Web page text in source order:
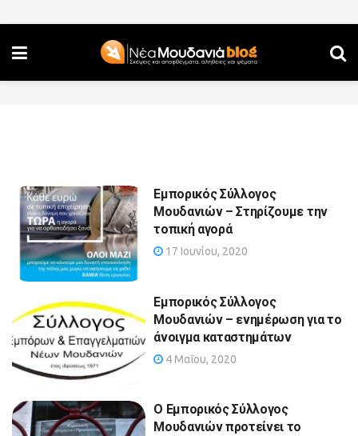
Εμπορικός Σύλλογος
Μουδανιών – Στηρίζουμε την
τοπική αγορά
17 Ιουνίου, 2020
Εμπορικός Σύλλογος
Μουδανιών – ενημέρωση για το
άνοιγμα καταστημάτων
4 Μαΐου, 2020
Ο Εμπορικός Σύλλογος
Μουδανιών προτείνει το